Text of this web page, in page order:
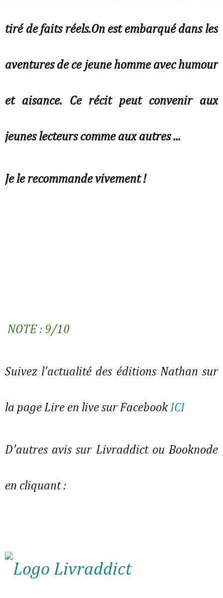
tiré de faits réels.On est embarqué dans les
aventures de ce jeune homme avec humour
et aisance. Ce récit peut convenir aux
jeunes lecteurs comme aux autres ...
Je le recommande vivement !
NOTE : 9/10
Suivez l'actualité des éditions Nathan sur
la page Lire en live sur FacebookICI
D'autres avis sur Livraddict ou Booknode
en cliquant :